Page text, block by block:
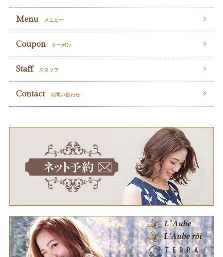
Menu メニュー
Coupon クーポン
Staff スタッフ
Contact お問い合わせ